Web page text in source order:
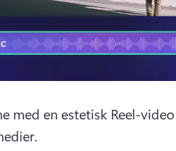
med en estetisk Reel-